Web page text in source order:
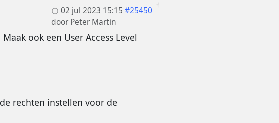
02 jul 2023 15:15 #25450
door Peter Martin
ook een User Access Level
rechten instellen voor de